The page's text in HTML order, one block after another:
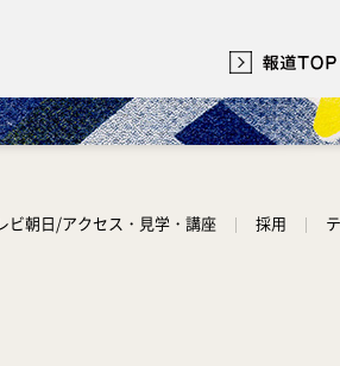
ビ朝日/アクセス・見学・講座 採用